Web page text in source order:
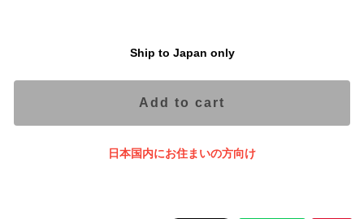
Ship to Japan only
Add to cart
日本国内にお住まいの方向け